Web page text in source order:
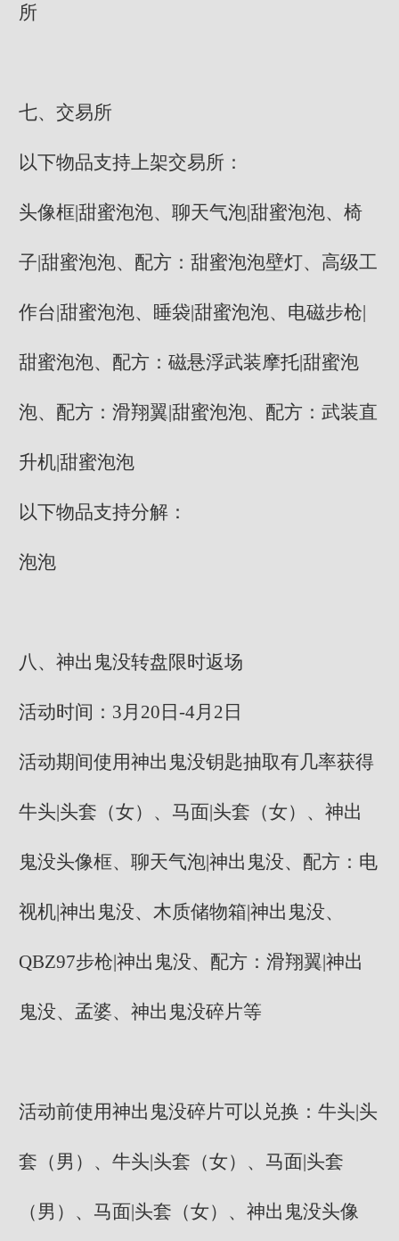
所
七、交易所
以下物品支持上架交易所：
头像框|甜蜜泡泡、聊天气泡|甜蜜泡泡、椅
子|甜蜜泡泡、配方：甜蜜泡泡壁灯、高级工
作台|甜蜜泡泡、睡袋|甜蜜泡泡、电磁步枪|
甜蜜泡泡、配方：磁悬浮武装摩托|甜蜜泡
泡、配方：滑翔翼|甜蜜泡泡、配方：武装直
升机|甜蜜泡泡
以下物品支持分解：
泡泡
八、神出鬼没转盘限时返场
活动时间：3月20日-4月2日
活动期间使用神出鬼没钥匙抽取有几率获得
牛头|头套（女）、马面|头套（女）、神出
鬼没头像框、聊天气泡|神出鬼没、配方：电
视机|神出鬼没、木质储物箱|神出鬼没、
QBZ97步枪|神出鬼没、配方：滑翔翼|神出
鬼没、孟婆、神出鬼没碎片等
活动前使用神出鬼没碎片可以兑换：牛头|头
套（男）、牛头|头套（女）、马面|头套
（男）、马面|头套（女）、神出鬼没头像